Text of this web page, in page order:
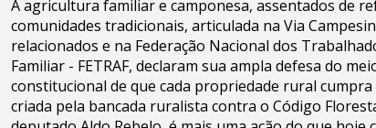
A agricultura familiar e camponesa, assentados de
comunidades tradicionais, articulada na Via
relacionados e na Federação Nacional dos
Familiar - FETRAF, declaram sua ampla defesa do
constitucional de que cada propriedade rural
criada pela bancada ruralista contra o Código